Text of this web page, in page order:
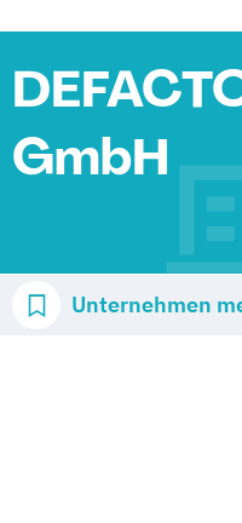
GmbH
Unternehmen